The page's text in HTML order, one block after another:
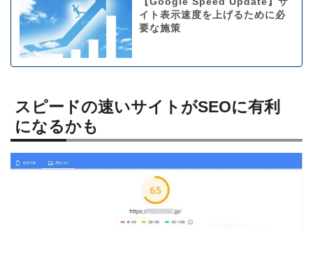
イト表示速度を上げるために必
要な施策
スピードの速いサイトがSEOに有利
になるかも